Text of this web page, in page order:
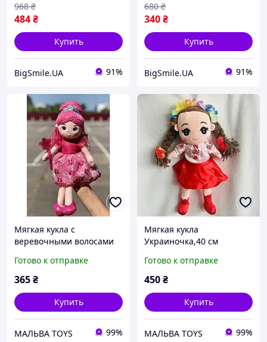
484₴
968 ₴
Купить
BigSmile.UA 91%
340₴
680 ₴
Купить
BigSmile.UA 91%
Мягкая кукла с
веревочными волосами
Готово к отправке
365₴
Купить
МАЛЬВА TOYS 99%
Мягкая кукла
Украиночка,40 см
Готово к отправке
450₴
Купить
МАЛЬВА TOYS 99%